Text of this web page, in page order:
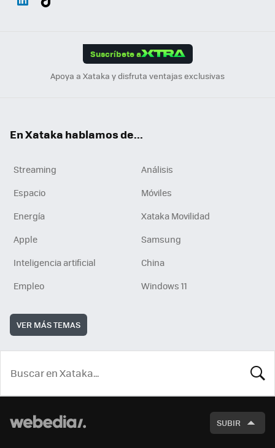
Suscríbete a
Apoya a Xataka y disfruta ventajas exclusivas
En Xataka hablamos de...
Streaming
Análisis
Espacio
Móviles
Energía
Xataka Movilidad
Apple
Samsung
Inteligencia artificial
China
Empleo
Windows 11
VER MÁS TEMAS
SUBIR